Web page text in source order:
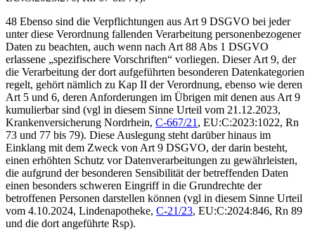
48 Ebenso sind die Verpflichtungen aus Art 9 DSGVO bei jeder
unter diese Verordnung fallenden Verarbeitung personenbezogener
Daten zu beachten, auch wenn nach Art 88 Abs 1 DSGVO
erlassene „spezifischere Vorschriften“ vorliegen. Dieser Art 9, der
die Verarbeitung der dort aufgeführten besonderen Datenkategorien
regelt, gehört nämlich zu Kap II der Verordnung, ebenso wie deren
Art 5 und 6, deren Anforderungen im Übrigen mit denen aus Art 9
kumulierbar sind (vgl in diesem Sinne Urteil vom 21.12.2023,
Krankenversicherung Nordrhein, C-667/21 , EU:C:2023:1022, Rn
73 und 77 bis 79). Diese Auslegung steht darüber hinaus im
Einklang mit dem Zweck von Art 9 DSGVO, der darin besteht,
einen erhöhten Schutz vor Datenverarbeitungen zu gewährleisten,
die aufgrund der besonderen Sensibilität der betreffenden Daten
einen besonders schweren Eingriff in die Grundrechte der
betroffenen Personen darstellen können (vgl in diesem Sinne Urteil
vom 4.10.2024, Lindenapotheke, C-21/23, EU:C:2024:846, Rn 89
und die dort angeführte Rsp).